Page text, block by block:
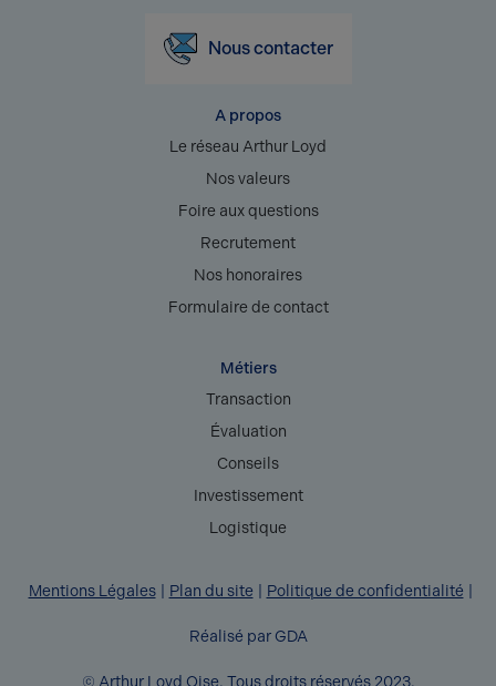
Nous contacter
A propos
Le réseau Arthur Loyd
Nos valeurs
Foire aux questions
Recrutement
Nos honoraires
Formulaire de contact
Métiers
Transaction
Évaluation
Conseils
Investissement
Logistique
Mentions Légales Plan du site Politique de confidentialité
© Arthur Loyd Oise. Tous droits réservés 2023.
Réalisé par GDA